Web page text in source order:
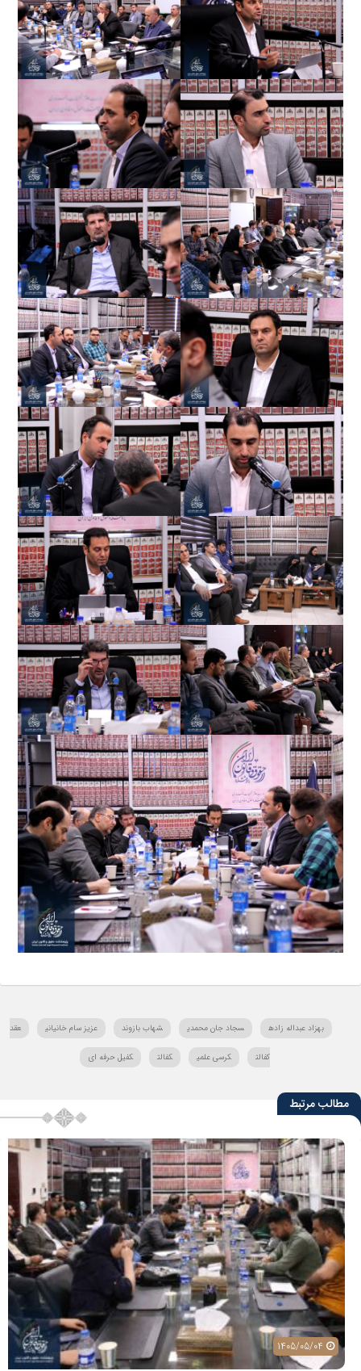
بهزاد عبداله زاده سجاد جان محمدی شهاب بازوند عزیز سام خانیانی عقد
کفالت کرسی علمی کفالت کفیل حرفه ای
مطالب مرتبط
1405/04/29
دانشنامه ویکی حقوق رکورد نیم میلیون ویرایش را پشت سر گذاشت.